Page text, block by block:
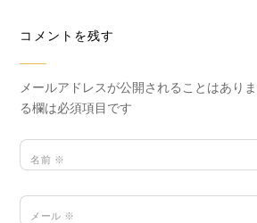
コメントを残す
メールアドレスが公開されることはありま
る欄は必須項目です
名前 ※
メール ※